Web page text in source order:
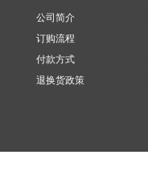
公司简介
订购流程
付款方式
退换货政策